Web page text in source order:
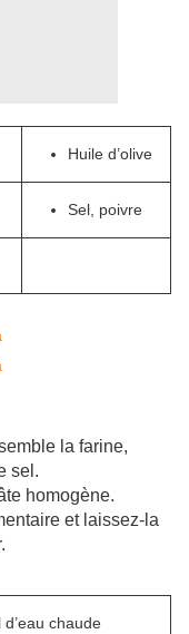
Huile d’olive
Sel, poivre
la farine,
sel.
homogène.
et laissez-la
d’eau chaude